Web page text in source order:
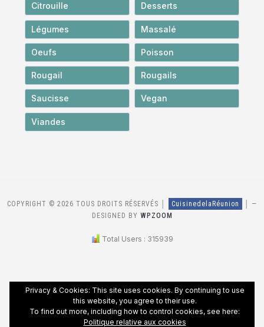
Citrouille Desserts
Légumes Massalé
Oeufs Poisson
Rougail Rougails
Saucisse Vegan
Viandes
COPYRIGHT © 2026 TOUS DROITS RÉSERVÉS │ CuisinedelaRéunion
—
DESIGNED BY WPZOOM
Total Users : 315939
Privacy & Cookies: This site uses cookies. By continuing to use
this website, you agree to their use.
To find out more, including how to control cookies, see here:
Politique relative aux cookies